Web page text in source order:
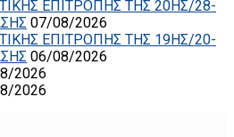
ΕΠΙΤΡΟΠΗΣ ΤΗΣ 20ΗΣ/28-
07/08/2026
ΕΠΙΤΡΟΠΗΣ ΤΗΣ 19ΗΣ/20-
06/08/2026
2026
2026